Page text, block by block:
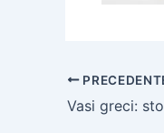
Vasi greci: